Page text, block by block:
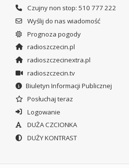
Czujny non stop: 510 777 222
Wyślij do nas wiadomość
Prognoza pogody
radioszczecin.pl
radioszczecinextra.pl
radioszczecin.tv
Biuletyn Informacji Publicznej
Posłuchaj teraz
Logowanie
DUŻA CZCIONKA
DUŻY KONTRAST